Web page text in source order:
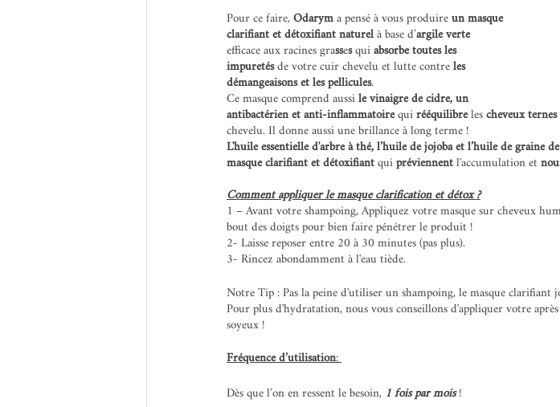
Pour ce faire, Odarym a pensé à vous produire un masque
clarifiant et détoxifiant naturel à base d’argile verte
efficace aux racines grasses qui absorbe toutes les
impuretés de votre cuir chevelu et lutte contre les
démangeaisons et les pellicules.
Ce masque comprend aussi le vinaigre de cidre, un
antibactérien et anti-inflammatoire qui rééquilibre les cheveux ternes
chevelu. Il donne aussi une brillance à long terme !
L'huile essentielle d'arbre à thé, l’huile de jojoba et l’huile de graine
masque clarifiant et détoxifiant qui préviennent l'accumulation et
Comment appliquer le masque clarification et détox ?
1 – Avant votre shampoing, Appliquez votre masque sur cheveux
bout des doigts pour bien faire pénétrer le produit !
2- Laisse reposer entre 20 à 30 minutes (pas plus).
3- Rincez abondamment à l'eau tiède.
Notre Tip : Pas la peine d'utiliser un shampoing, le masque clarifiant
Pour plus d'hydratation, nous vous conseillons d'appliquer votre
soyeux !
Fréquence d’utilisation:
Dès que l’on en ressent le besoin, 1 fois par mois !